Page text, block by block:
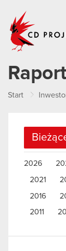
Start
2026
2021
2016
2011